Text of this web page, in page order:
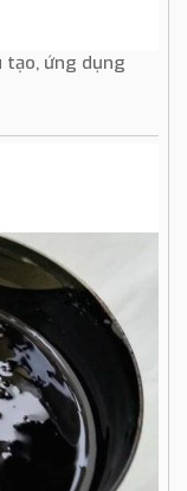
tạo, ứng dụng